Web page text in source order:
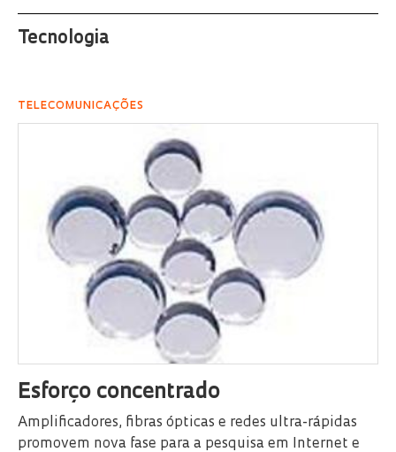
Tecnologia
TELECOMUNICAÇÕES
Esforço concentrado
Amplificadores, fibras ópticas e redes ultra-rápidas
promovem nova fase para a pesquisa em Internet e